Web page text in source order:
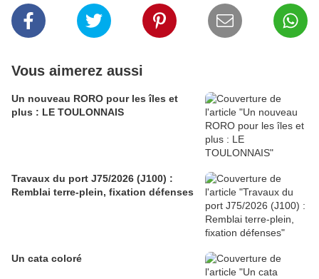
Vous aimerez aussi
Un nouveau RORO pour les îles et
plus : LE TOULONNAIS
Travaux du port J75/2026 (J100) :
Remblai terre-plein, fixation défenses
Un cata coloré